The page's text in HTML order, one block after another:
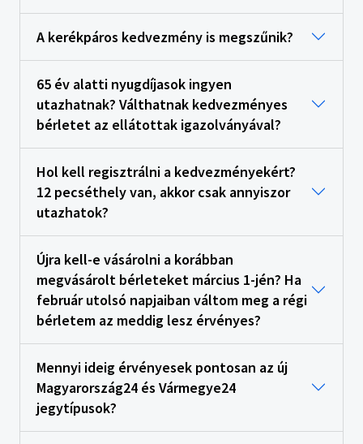
A kerékpáros kedvezmény is megszűnik?
65 év alatti nyugdíjasok ingyen
utazhatnak? Válthatnak kedvezményes
bérletet az ellátottak igazolványával?
Hol kell regisztrálni a kedvezményekért?
12 pecséthely van, akkor csak annyiszor
utazhatok?
Újra kell-e vásárolni a korábban
megvásárolt bérleteket március 1-jén? Ha
február utolsó napjaiban váltom meg a régi
bérletem az meddig lesz érvényes?
Mennyi ideig érvényesek pontosan az új
Magyarország24 és Vármegye24
jegytípusok?